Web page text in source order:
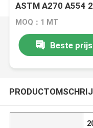
ASTM A270 A554
MOQ：1 MT
Beste prijs